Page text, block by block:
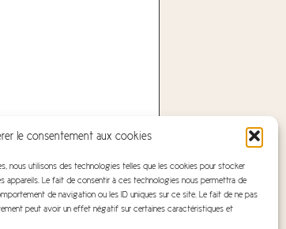
le consentement aux cookies
nous utilisons des technologies telles que les cookies pour stocker
appareils. Le fait de consentir à ces technologies nous permettra de
de navigation ou les ID uniques sur ce site. Le fait de ne pas
peut avoir un effet négatif sur certaines caractéristiques et